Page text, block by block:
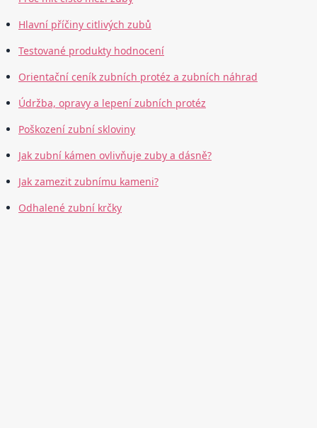
Hlavní příčiny citlivých zubů
Testované produkty hodnocení
Orientační ceník zubních protéz a zubních náhrad
Údržba, opravy a lepení zubních protéz
Poškození zubní skloviny
Jak zubní kámen ovlivňuje zuby a dásně?
Jak zamezit zubnímu kameni?
Odhalené zubní krčky